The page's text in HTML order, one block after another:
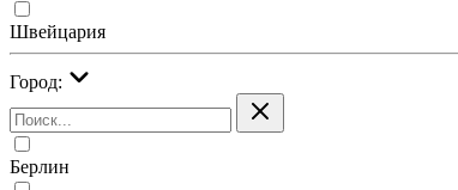
Швейцария
Город:
Берлин